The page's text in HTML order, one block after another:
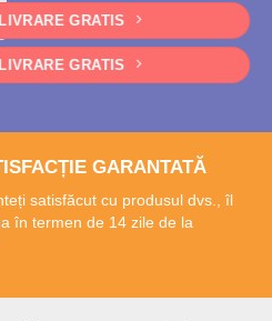
GRATIS
GRATIS
GARANTATĂ
satisfăcut cu produsul dvs., îl
în termen de 14 zile de la